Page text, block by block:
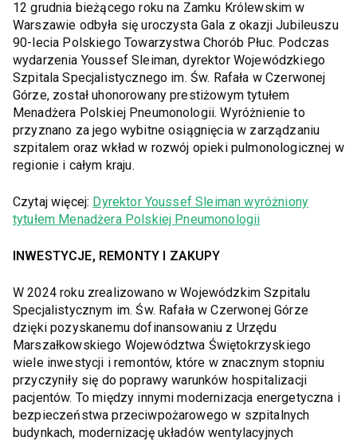
12 grudnia bieżącego roku na Zamku Królewskim w
Warszawie odbyła się uroczysta Gala z okazji Jubileuszu
90-lecia Polskiego Towarzystwa Chorób Płuc. Podczas
wydarzenia Youssef Sleiman, dyrektor Wojewódzkiego
Szpitala Specjalistycznego im. Św. Rafała w Czerwonej
Górze, został uhonorowany prestiżowym tytułem
Menadżera Polskiej Pneumonologii. Wyróżnienie to
przyznano za jego wybitne osiągnięcia w zarządzaniu
szpitalem oraz wkład w rozwój opieki pulmonologicznej w
regionie i całym kraju.
Czytaj więcej: Dyrektor Youssef Sleiman wyróżniony
tytułem Menadżera Polskiej Pneumonologii
INWESTYCJE, REMONTY I ZAKUPY
W 2024 roku zrealizowano w Wojewódzkim Szpitalu
Specjalistycznym im. Św. Rafała w Czerwonej Górze
dzięki pozyskanemu dofinansowaniu z Urzędu
Marszałkowskiego Województwa Świętokrzyskiego
wiele inwestycji i remontów, które w znacznym stopniu
przyczyniły się do poprawy warunków hospitalizacji
pacjentów. To między innymi modernizacja energetyczna i
bezpieczeństwa przeciwpożarowego w szpitalnych
budynkach, modernizację układów wentylacyjnych